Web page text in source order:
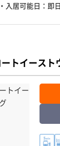
・入居可能日：即日
トイースト